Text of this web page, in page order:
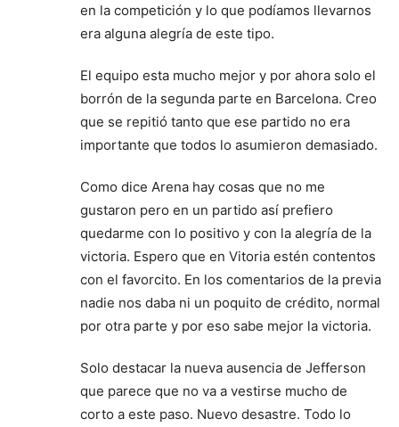
en la competición y lo que podíamos llevarnos
era alguna alegría de este tipo.
El equipo esta mucho mejor y por ahora solo el
borrón de la segunda parte en Barcelona. Creo
que se repitió tanto que ese partido no era
importante que todos lo asumieron demasiado.
Como dice Arena hay cosas que no me
gustaron pero en un partido así prefiero
quedarme con lo positivo y con la alegría de la
victoria. Espero que en Vitoria estén contentos
con el favorcito. En los comentarios de la previa
nadie nos daba ni un poquito de crédito, normal
por otra parte y por eso sabe mejor la victoria.
Solo destacar la nueva ausencia de Jefferson
que parece que no va a vestirse mucho de
corto a este paso. Nuevo desastre. Todo lo